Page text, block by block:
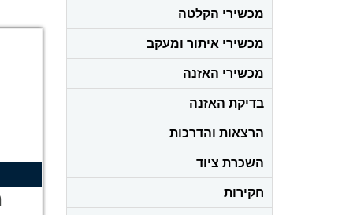
מכשירי הקלטה
מכשירי איתור ומעקב
מכשירי האזנה
בדיקת האזנה
הרצאות והדרכות
השכרת ציוד
חקירות